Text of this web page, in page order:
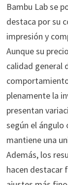
Bambu Lab se
destaca por su
impresión y
Aunque su
calidad general
plenamente la
presentan
según el ángulo
mantiene una
Además, los
hacen destacar